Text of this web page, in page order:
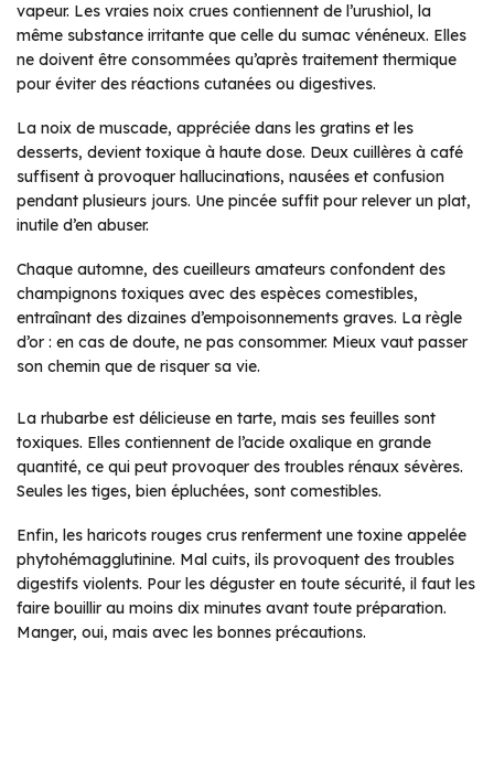
vapeur. Les vraies noix crues contiennent de l’urushiol, la
même substance irritante que celle du sumac vénéneux. Elles
ne doivent être consommées qu’après traitement thermique
pour éviter des réactions cutanées ou digestives.
La noix de muscade, appréciée dans les gratins et les
desserts, devient toxique à haute dose. Deux cuillères à café
suffisent à provoquer hallucinations, nausées et confusion
pendant plusieurs jours. Une pincée suffit pour relever un plat,
inutile d’en abuser.
Chaque automne, des cueilleurs amateurs confondent des
champignons toxiques avec des espèces comestibles,
entraînant des dizaines d’empoisonnements graves. La règle
d’or : en cas de doute, ne pas consommer. Mieux vaut passer
son chemin que de risquer sa vie.
La rhubarbe est délicieuse en tarte, mais ses feuilles sont
toxiques. Elles contiennent de l’acide oxalique en grande
quantité, ce qui peut provoquer des troubles rénaux sévères.
Seules les tiges, bien épluchées, sont comestibles.
Enfin, les haricots rouges crus renferment une toxine appelée
phytohémagglutinine. Mal cuits, ils provoquent des troubles
digestifs violents. Pour les déguster en toute sécurité, il faut les
faire bouillir au moins dix minutes avant toute préparation.
Manger, oui, mais avec les bonnes précautions.